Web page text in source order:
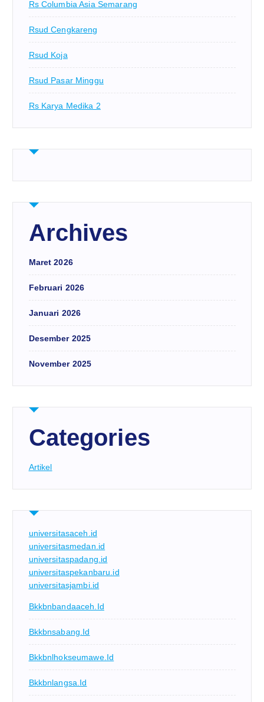
Rs Columbia Asia Semarang
Rsud Cengkareng
Rsud Koja
Rsud Pasar Minggu
Rs Karya Medika 2
Archives
Maret 2026
Februari 2026
Januari 2026
Desember 2025
November 2025
Categories
Artikel
universitasaceh.id
universitasmedan.id
universitaspadang.id
universitaspekanbaru.id
universitasjambi.id
Bkkbnbandaaceh.id
Bkkbnsabang.id
Bkkbnlhokseumawe.id
Bkkbnlangsa.id